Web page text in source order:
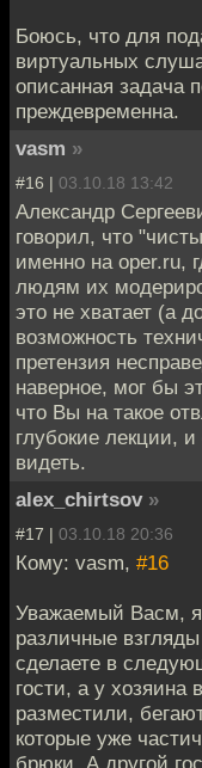
Боюсь, что для
виртуальных
описанная задача
преждевременна.
vasm »
#16 | 03.10.18 13:42
Александр
говорил, что
именно на oper.ru,
людям их
это не хватает (а
возможность
претензия
наверное, мог бы
что Вы на такое
глубокие лекции,
видеть.
alex_chirtsov »
#17 | 03.10.18 20:36
Кому: vasm, #16
Уважаемый Васм,
различные
сделаете в
гости, а у хозяина
разместили,
которые уже